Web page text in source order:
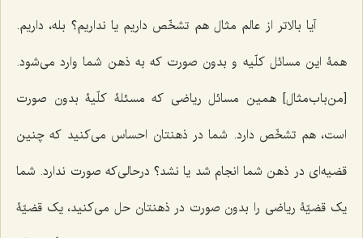
آیا بالاتر از عالم مثال هم تشخّص داریم یا نداریم؟ بله، داریم.
همۀ این مسائل کلّیه و بدون صورت که به ذهن شما وارد می‌شود.
[من‌باب‌مثال] همین مسائل ریاضی که مسئلۀ کلّیۀ بدون صورت
است، هم تشخّص دارد. شما در ذهنتان احساس می‌کنید که چنین
قضیه‌ای در ذهن شما انجام شد یا نشد؟ درحالی‌که صورت ندارد. شما
یک قضیّۀ ریاضی را بدون صورت در ذهنتان حل می‌کنید، یک قضیّۀ